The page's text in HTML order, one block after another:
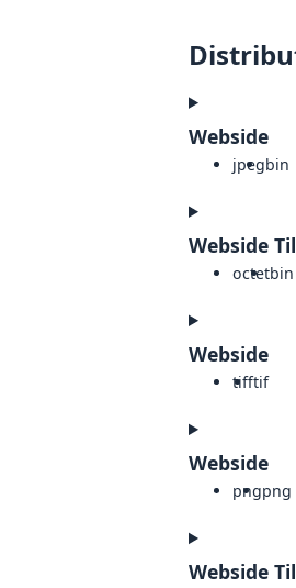
Webside
jpegbin
Webside
octetbin
Webside
tifftif
Webside
pngpng
Webside